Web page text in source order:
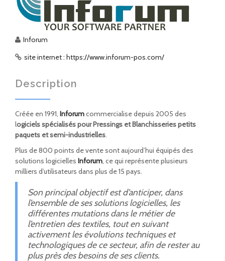
Inforum
site internet : https://www.inforum-pos.com/
Description
Créée en 1991, Inforumcommercialise depuis 2005 des
logiciels spécialisés pour Pressings et Blanchisseries petits
paquets et semi-industrielles.
Plus de 800 points de vente sont aujourd’hui équipés des
solutions logicielles Inforum, ce qui représente plusieurs
milliers d’utilisateurs dans plus de 15 pays.
Son principal objectif est d’anticiper, dans
l’ensemble de ses solutions logicielles, les
différentes mutations dans le métier de
l’entretien des textiles, tout en suivant
activement les évolutions techniques et
technologiques de ce secteur, afin de rester au
plus près des besoins de ses clients.